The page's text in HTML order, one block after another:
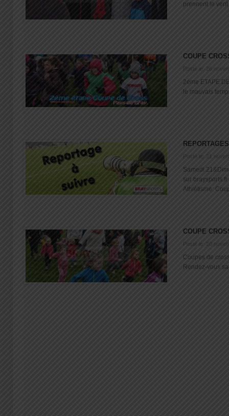
prennent le
COUPE
Posté le: 26
2ème ETAPE
le mauvais
Posté le: 21
Samedi
sur
Athlétisme:
COUPE
Posté le: 20
Coupes de
Rendez-vous